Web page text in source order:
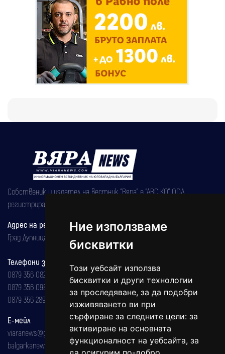
Ние използваме
бисквитки
Този уебсайт използва
бисквитки и други технологии
за проследяване, за да подобри
изживяването ви при
сърфиране за следните цели: за
активиране на основната
функционалност на уебсайта, за
Собственик и издател на вестник "Вяра" е "АВС КО" ООД,
регистрирана на 08.05.2002 година.
Адрес на редакцията
Град Дупница, ул.''Христо Ботев" 43
Телефони за реклама и абонаменти
0879 356 082
0879 356 098
0879 356 289
Е-мейл
viaranews@gmail.com
balgarkanews@gmail.com